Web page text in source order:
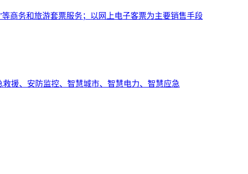
商务和旅游套票服务；以网上电子客票为主要销售手段
援、安防监控、智慧城市、智慧电力、智慧应急